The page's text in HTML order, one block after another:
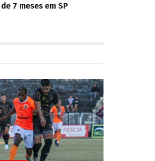
7 meses em SP